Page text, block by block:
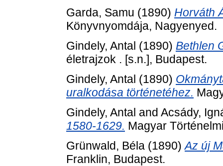
Garda, Samu (1890) Horváth
Könyvnyomdája, Nagyenyed.
Gindely, Antal (1890) Bethlen
életrajzok . [s.n.], Budapest.
Gindely, Antal (1890)
uralkodása történetéhez.
Gindely, Antal and Acsády,
1580-1629. Magyar
Grünwald, Béla (1890)Az új
Franklin, Budapest.